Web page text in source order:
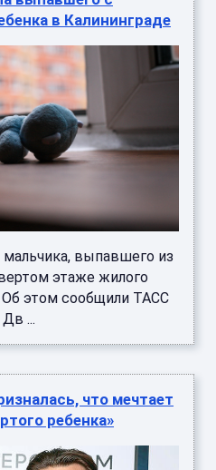
в Калининграде
выпавшего из
этаже жилого
Об этом сообщили ТАСС
...
что мечтает
ребенка»